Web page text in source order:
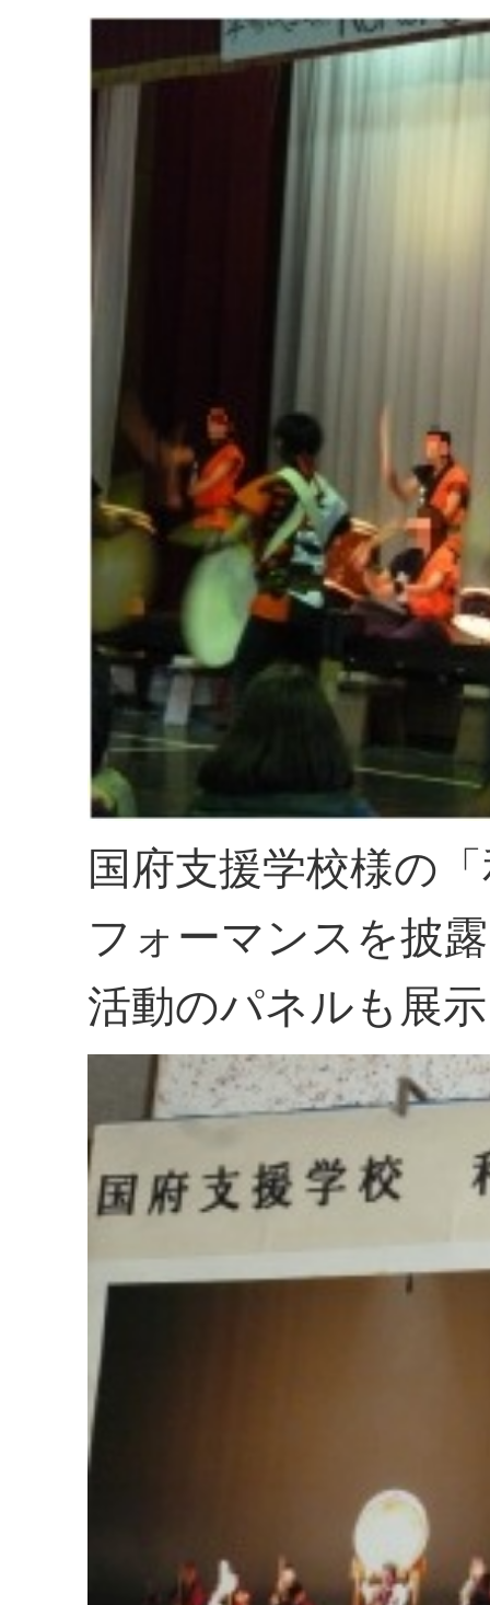
国府支援学校様の
フォーマンスを披
活動のパネルも展